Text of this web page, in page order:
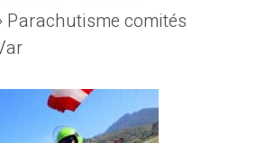
Parachutisme comités